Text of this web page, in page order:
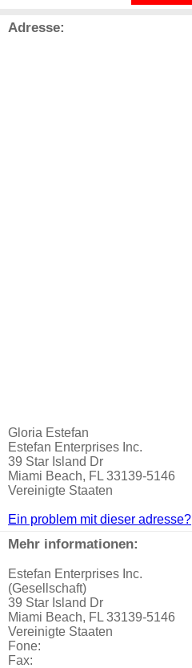
Adresse:
Gloria Estefan
Estefan Enterprises Inc.
39 Star Island Dr
Miami Beach, FL 33139-5146
Vereinigte Staaten
Ein problem mit dieser adresse?
Mehr informationen:
Estefan Enterprises Inc.
(Gesellschaft)
39 Star Island Dr
Miami Beach, FL 33139-5146
Vereinigte Staaten
Fone:
Fax: